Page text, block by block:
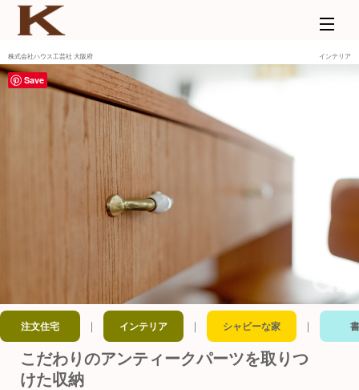
株式会社ハウス工芸社 大阪府 インテリア
注文住宅 ｜ インテリア ｜ シャビーな家 ｜
こだわりのアンティークパーツを取りつ
けた収納
Save